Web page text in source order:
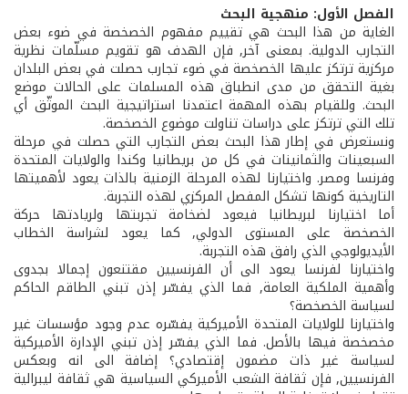
الفصل الأول: منهجية البحث
الغاية من هذا البحث هي تقييم مفهوم الخصخصة في ضوء بعض
التجارب الدولية. بمعنى آخر, فإن الهدف هو تقويم مسلّمات نظرية
مركزية ترتكز عليها الخصخصة في ضوء تجارب حصلت في بعض البلدان
بغية التحقق من مدى انطباق هذه المسلمات على الحالات موضع
البحث. وللقيام بهذه المهمة اعتمدنا استراتيجية البحث الموثّق أي
تلك التي ترتكز على دراسات تناولت موضوع الخصخصة.
ونستعرض في إطار هذا البحث بعض التجارب التي حصلت في مرحلة
السبعينات والثمانينات في كل من بريطانيا وكندا والولايات المتحدة
وفرنسا ومصر. واختيارنا لهذه المرحلة الزمنية بالذات يعود لأهميتها
التاريخية كونها تشكل المفصل المركزي لهذه التجربة.
أما اختيارنا لبريطانيا فيعود لضخامة تجربتها ولريادتها حركة
الخصخصة على المستوى الدولي, كما يعود لشراسة الخطاب
الأيديولوجي الذي رافق هذه التجربة.
واختيارنا لفرنسا يعود الى أن الفرنسيين مقتنعون إجمالا بجدوى
وأهمية الملكية العامة, فما الذي يفسّر إذن تبني الطاقم الحاكم
لسياسة الخصخصة؟
واختيارنا للولايات المتحدة الأميركية يفسّره عدم وجود مؤسسات غير
مخصخصة فيها بالأصل. فما الذي يفسّر إذن تبني الإدارة الأميركية
لسياسة غير ذات مضمون إقتصادي؟ إضافة الى انه وبعكس
الفرنسيين, فإن ثقافة الشعب الأميركي السياسية هي ثقافة ليبرالية